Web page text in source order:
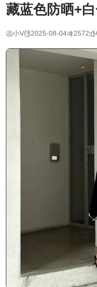
藏蓝色防晒+
小V 2025-08-04 2572